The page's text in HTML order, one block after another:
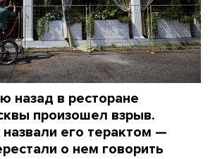
назад в ресторане
произошел взрыв.
назвали его терактом —
о нем говорить